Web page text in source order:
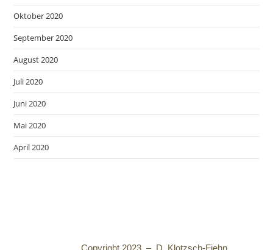
Oktober 2020
September 2020
August 2020
Juli 2020
Juni 2020
Mai 2020
April 2020
Copyright 2023 – D. Klotzsch-Fiehn